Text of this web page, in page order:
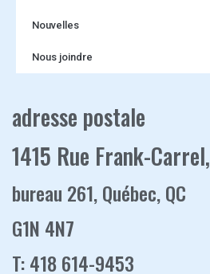
Nouvelles
Nous joindre
adresse postale
1415 Rue Frank-Carrel,
bureau 261, Québec, QC
G1N 4N7
T: 418 614-9453